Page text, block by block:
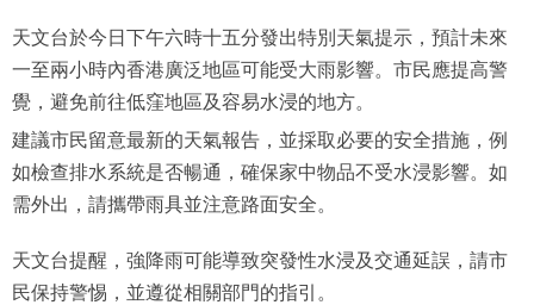
天文台於今日下午六時十五分發出特別天氣提示，預計未來
一至兩小時內香港廣泛地區可能受大雨影響。市民應提高警
覺，避免前往低窪地區及容易水浸的地方。
建議市民留意最新的天氣報告，並採取必要的安全措施，例
如檢查排水系統是否暢通，確保家中物品不受水浸影響。如
需外出，請攜帶雨具並注意路面安全。
天文台提醒，強降雨可能導致突發性水浸及交通延誤，請市
民保持警惕，並遵從相關部門的指引。